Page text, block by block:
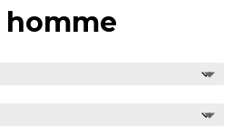
homme